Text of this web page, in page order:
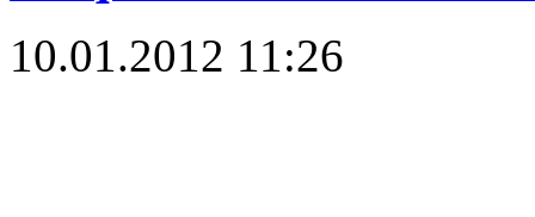
10.01.2012 11:26